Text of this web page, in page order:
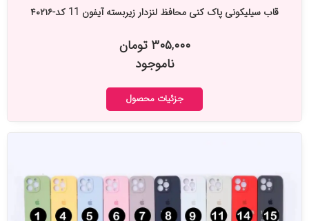
قاب سیلیکونی پاک کنی محافظ لنزدار زیربسته آیفون 11 کد-۴۰۲۱۶
۳۰۵,۰۰۰ تومان
ناموجود
جزئیات محصول